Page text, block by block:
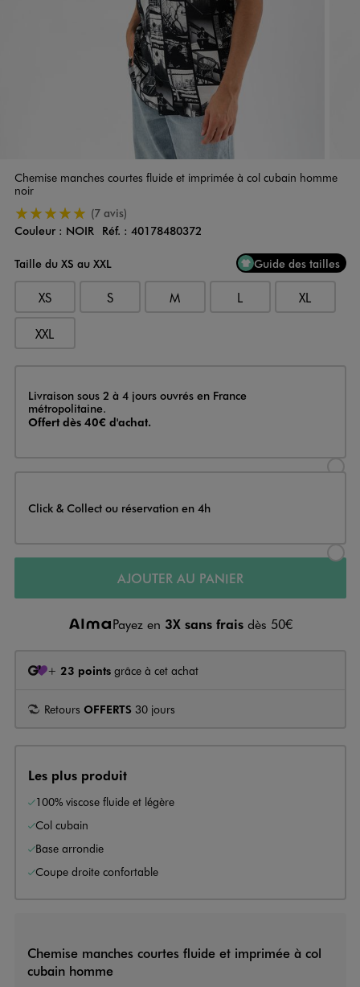
Chemise manches courtes fluide et imprimée à col cubain homme
noir
5/5 de moyenne(7 avis)
Couleur
Couleur : NOIR Réf. : 40178480372
Taille du XS au XXL
Guide des tailles
XS S M L XL
XXL
Livraison
Livraison sous 2 à 4 jours ouvrés en France
métropolitaine.
Offert dès 40€ d'achat.
Click & Collect ou réservation en 4h
AJOUTER AU PANIER
Payez en 3X sans frais dès 50€
+ 23 points grâce à cet achat
Retours OFFERTS 30 jours
Les plus produit
100% viscose fluide et légère
Col cubain
Base arrondie
Coupe droite confortable
Chemise manches courtes fluide et imprimée à col
cubain homme